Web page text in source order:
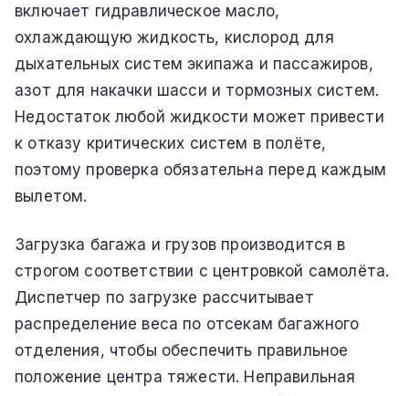
включает гидравлическое масло,
охлаждающую жидкость, кислород для
дыхательных систем экипажа и пассажиров,
азот для накачки шасси и тормозных систем.
Недостаток любой жидкости может привести
к отказу критических систем в полёте,
поэтому проверка обязательна перед каждым
вылетом.
Загрузка багажа и грузов производится в
строгом соответствии с центровкой самолёта.
Диспетчер по загрузке рассчитывает
распределение веса по отсекам багажного
отделения, чтобы обеспечить правильное
положение центра тяжести. Неправильная